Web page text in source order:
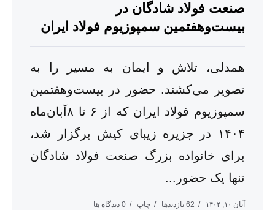
صنعت فولاد شادگان در
بیست‌وهفتمین سمپوزیوم فولاد ایران
همدلی، تلاش و ایمان به مسیر را به
تصویر می‌کشند. حضور در بیست‌وهفتمین
سمپوزیوم فولاد ایران که از ۶ تا ۸آبان‌ماه
۱۴۰۴ در جزیره زیبای کیش برگزار شد،
برای خانواده بزرگ صنعت فولاد شادگان
تنها یک حضور...
آبان ۱۰, ۱۴۰۴ 62 بازدیدها چاپ 0 دیدگاه ها